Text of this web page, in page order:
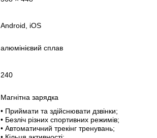
Android, iOS
алюмінієвий сплав
240
Магнітна зарядка
• Приймати та здійснювати дзвінки;
• Безліч різних спортивних режимів;
• Автоматичний трекінг тренувань;